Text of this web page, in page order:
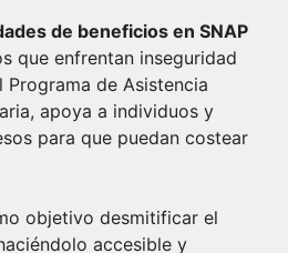
de beneficios en SNAP
que enfrentan inseguridad
Programa de Asistencia
apoya a individuos y
para que puedan costear
objetivo desmitificar el
accesible y